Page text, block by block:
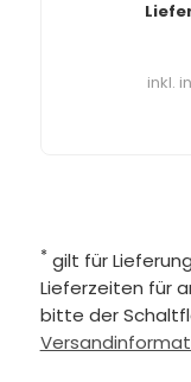
inkl.
* gilt für
Lieferzeiten für
bitte der